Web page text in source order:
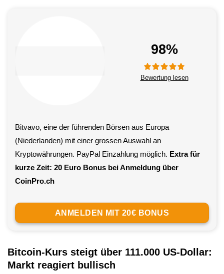
Bitvavo, eine der führenden Börsen aus Europa
(Niederlanden) mit einer grossen Auswahl an
Kryptowährungen. PayPal Einzahlung möglich. Extra für
kurze Zeit: 20 Euro Bonus bei Anmeldung über
CoinPro.ch
98%
Bewertung lesen
ANMELDEN MIT 20€ BONUS
Bitcoin-Kurs steigt über 111.000 US-Dollar:
Markt reagiert bullisch